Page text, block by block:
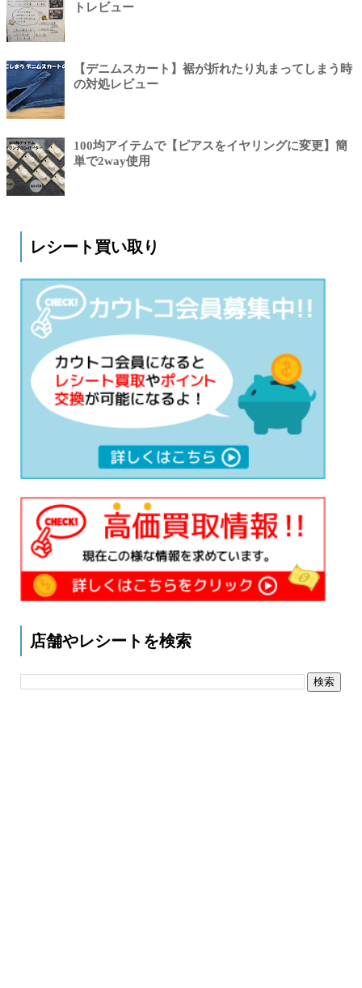
トレビュー
【デニムスカート】裾が折れたり丸まってしまう時
の対処レビュー
100均アイテムで【ピアスをイヤリングに変更】簡
単で2way使用
レシート買い取り
店舗やレシートを検索